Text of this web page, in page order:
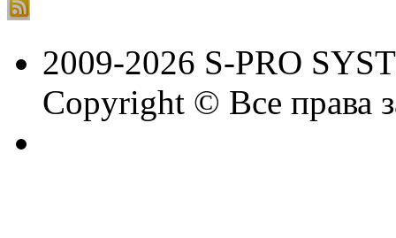
2009-2026 S-PRO
Copyright © Все права